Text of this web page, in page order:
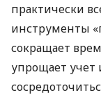
практически
инструменты
сокращает
упрощает